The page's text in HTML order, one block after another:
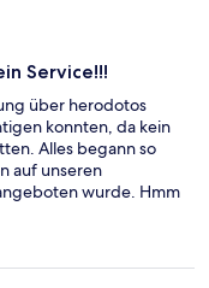
Service!!!
über herodotos
konnten, da kein
Alles begann so
auf unseren
wurde. Hmm
anzurufen. Die
und wir sollen